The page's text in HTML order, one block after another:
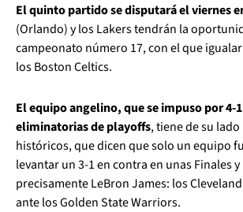
El quinto partido se disputará el viernes
(Orlando) y los Lakers tendrán la
campeonato número 17, con el que
los Boston Celtics.
El equipo angelino, que se impuso por 4-
eliminatorias de playoffs, tiene de su
históricos, que dicen que solo un equipo
levantar un 3-1 en contra en unas Finales
precisamente LeBron James: los
ante los Golden State Warriors.